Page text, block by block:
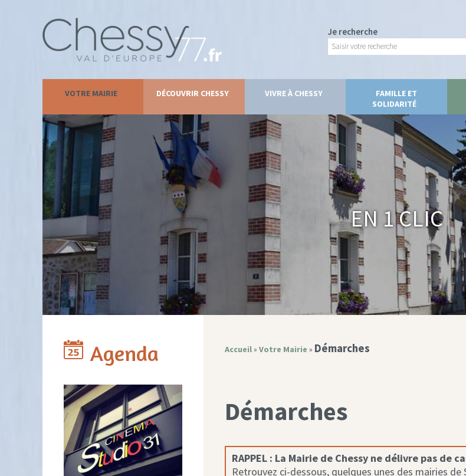
Je recherche
VOTRE MAIRIE DÉCOUVRIR CHESSY VIVRE À CHESSY
FAMILLE ET
SOLIDARITÉ
En 1 clic
Agenda Accueil» Votre Mairie » Démarches
Démarches
RAPPEL : La Mairie de Chessy ne délivre pas de
Retrouvez ci-dessous, quelques unes des mairies